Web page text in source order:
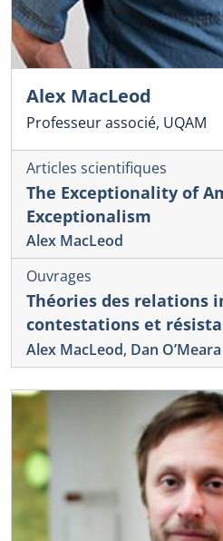
Alex MacLeod
Professeur associé, UQAM
Articles scientifiques
The Exceptionality of
Exceptionalism
Alex MacLeod
Ouvrages
Théories des relations
contestations et
Alex MacLeod, Dan O’Meara